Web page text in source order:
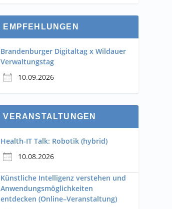
EMPFEHLUNGEN
Brandenburger Digitaltag x Wildauer
Verwaltungstag
10.09.2026
VERANSTALTUNGEN
Health-IT Talk: Robotik (hybrid)
10.08.2026
Künstliche Intelligenz verstehen und
Anwendungsmöglichkeiten
entdecken (Online–Veranstaltung)